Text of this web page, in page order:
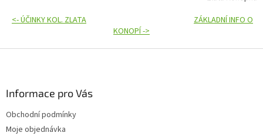
<- ÚČINKY KOL. ZLATA
ZÁKLADNÍ INFO O
KONOPÍ ->
Informace pro Vás
Obchodní podmínky
Moje objednávka